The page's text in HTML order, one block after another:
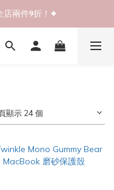
店兩件𝟗折！✦
店兩件𝟗折！✦
/智能櫃免運費！✦
顯示 24 個